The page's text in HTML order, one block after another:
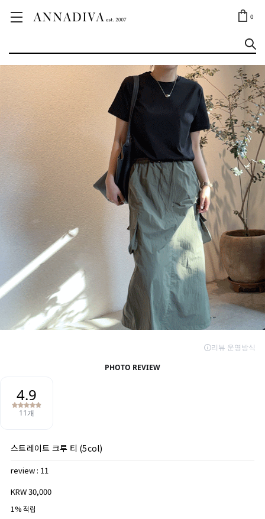
0
ANNA JEWELRY
스트레이트 크루 티 (5col)
review : 11
KRW 30,000
1% 적립